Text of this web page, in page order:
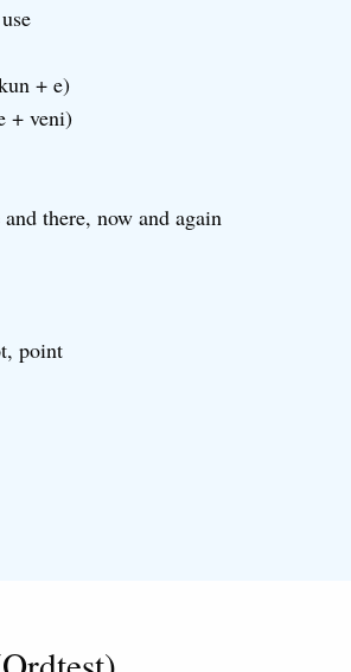
+ e)
+ veni)
there, now and again
point